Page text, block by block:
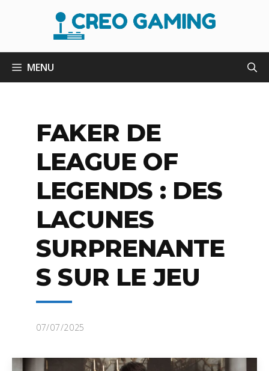
MENU
FAKER DE
LEAGUE OF
LEGENDS : DES
LACUNES
SURPRENANTE
S SUR LE JEU
07/07/2025